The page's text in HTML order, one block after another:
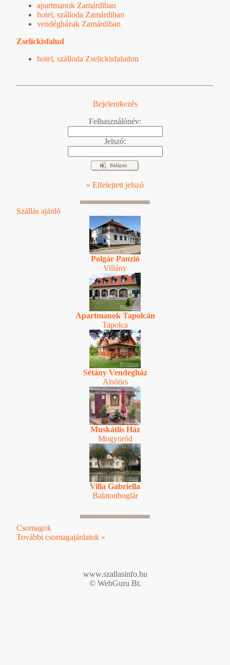
apartmanok Zamárdiban
hotel, szálloda Zamárdiban
vendégházak Zamárdiban
Zselickisfalud
hotel, szálloda Zselickisfaludon
Bejelentkezés
Felhasználónév:
Jelszó:
» Elfelejtett jelszó
Szállás ajánló
Polgár Panzió
Villány
Apartmanok Tapolcán
Tapolca
Sétány Vendégház
Alsóörs
Muskátlis Ház
Mogyoród
Villa Gabriella
Balatonboglár
Csomagok
További csomagajánlatok »
www.szallasinfo.hu
© WebGuru Bt.